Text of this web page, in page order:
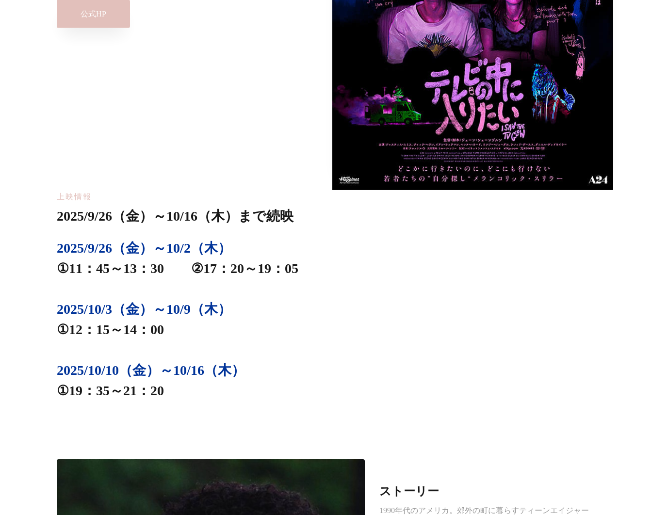
公式HP
テレビの中に入りたい
上映情報
2025/9/26（金）～10/16（木）まで続映
2025/9/26（金）～10/2（木）
①11：45～13：30 ②17：20～19：05
2025/10/3（金）～10/9（木）
①12：15～14：00
2025/10/10（金）～10/16（木）
①19：35～21：20
ストーリー
1990年代のアメリカ。郊外の町に暮らすティーンエイジャー